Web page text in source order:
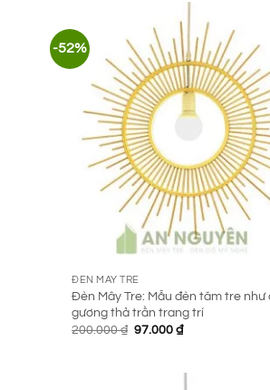
-52%
ĐÈN MÂY TRE
Đèn Mây Tre: Mẫu đèn tăm tre như
gương thả trần trang trí
200.000₫ Giá
97.000₫Giá